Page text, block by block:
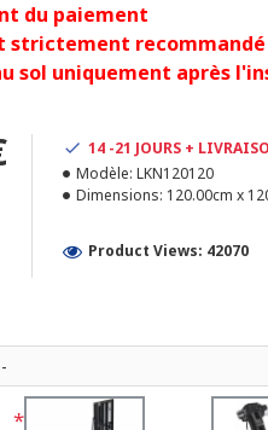
du paiement
recommandé
sol uniquement après
14 -21 JOURS +
Modèle: LKN120120
Dimensions: 120.00cm x
Product Views: 42070